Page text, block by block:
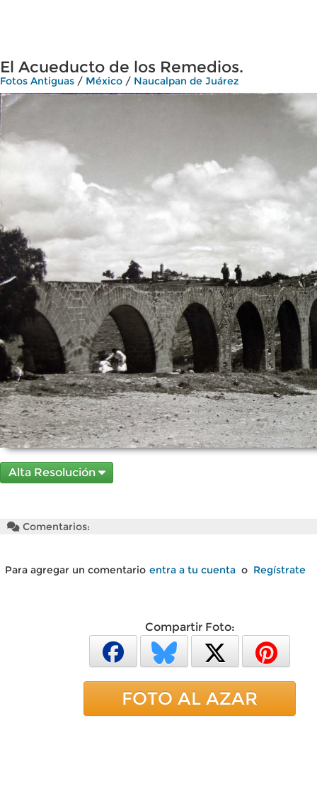
El Acueducto de los Remedios.
Fotos Antiguas / México / Naucalpan de Juárez
Alta Resolución
Comentarios:
Para agregar un comentario entra a tu cuenta o Regístrate
Compartir Foto:
FOTO AL AZAR